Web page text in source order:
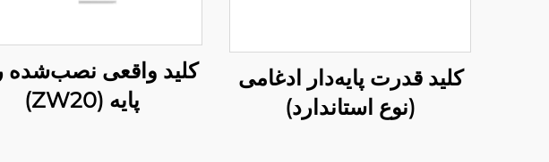
کلید قدرت پایه‌دار ادغامی
(نوع استاندارد)
کلید واقعی نصب‌شده
پایه (ZW20)